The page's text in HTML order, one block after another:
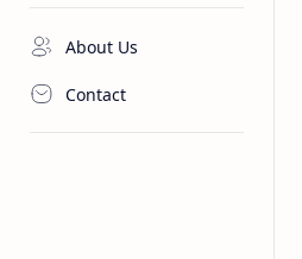
About Us
Contact